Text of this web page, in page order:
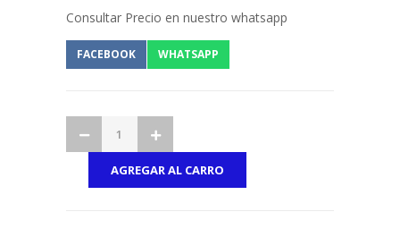
Consultar Precio en nuestro whatsapp
FACEBOOK WHATSAPP